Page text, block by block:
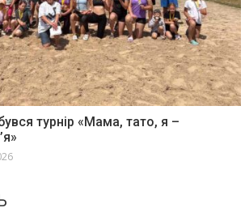
турнір «Мама, тато, я –